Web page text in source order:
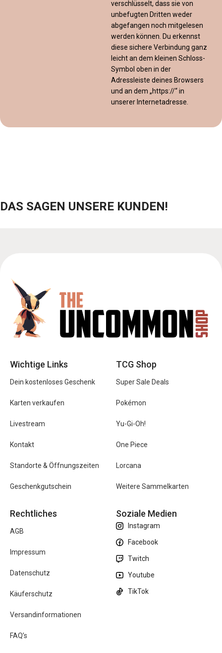
verschlüsselt, dass sie von
unbefugten Dritten weder
abgefangen noch mitgelesen
werden können. Du erkennst
diese sichere Verbindung ganz
leicht an dem kleinen Schloss-
Symbol oben in der
Adressleiste deines Browsers
und an dem „https://“ in
unserer Internetadresse.
DAS SAGEN UNSERE KUNDEN!
Wichtige Links
Dein kostenloses Geschenk
Karten verkaufen
Livestream
Kontakt
Standorte & Öffnungszeiten
Geschenkgutschein
TCG Shop
Super Sale Deals
Pokémon
Yu-Gi-Oh!
One Piece
Lorcana
Weitere Sammelkarten
Rechtliches
AGB
Impressum
Datenschutz
Käuferschutz
Versandinformationen
FAQ’s
Soziale Medien
Instagram
Facebook
Twitch
Youtube
TikTok